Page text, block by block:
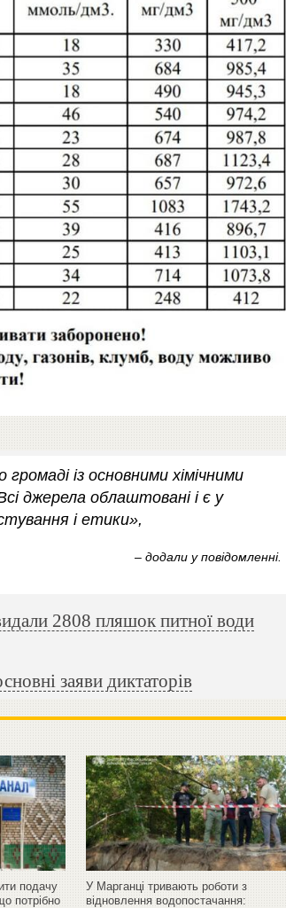
із основними хімічними
джерела облаштовані і є у
і етики»,
– додали у повідомленні.
2808 пляшок питної води
заяви диктаторів
подачу
потрібно
У Марганці тривають роботи з
відновлення водопостачання: